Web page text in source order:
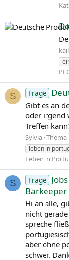
S Frage
Gibt es an
oder irgend
Treffen
Sylvia Thema
leben in
Leben in
S Frage
Barkeeper
Hi an alle,
nicht
spreche
aber ohne
schwer.